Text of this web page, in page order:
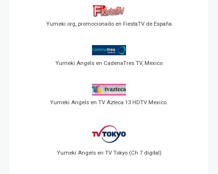
Yumeki.org, promocionado en FiestaTV de España
Yumeki Angels en CadenaTres TV, Mexico
Yumeki Angels en TV Azteca 13 HDTV Mexico.
Yumeki Angels en TV Tokyo (Ch 7 digital)